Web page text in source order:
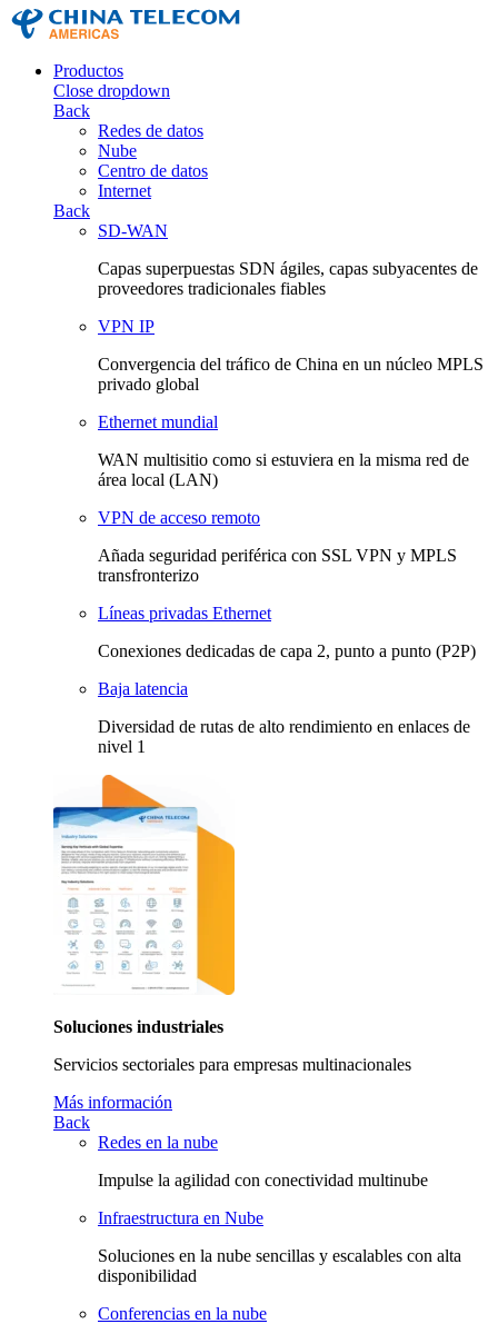
Productos
Close dropdown
Back
Redes de datos
Nube
Centro de datos
Internet
Back
SD-WAN
Capas superpuestas SDN ágiles, capas subyacentes de
proveedores tradicionales fiables
VPN IP
Convergencia del tráfico de China en un núcleo MPLS
privado global
Ethernet mundial
WAN multisitio como si estuviera en la misma red de
área local (LAN)
VPN de acceso remoto
Añada seguridad periférica con SSL VPN y MPLS
transfronterizo
Líneas privadas Ethernet
Conexiones dedicadas de capa 2, punto a punto (P2P)
Baja latencia
Diversidad de rutas de alto rendimiento en enlaces de
nivel 1
Soluciones industriales
Servicios sectoriales para empresas multinacionales
Más información
Back
Redes en la nube
Impulse la agilidad con conectividad multinube
Infraestructura en Nube
Soluciones en la nube sencillas y escalables con alta
disponibilidad
Conferencias en la nube